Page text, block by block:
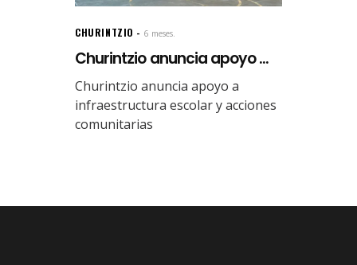
CHURINTZIO 6 meses.
Churintzio anuncia apoyo ...
Churintzio anuncia apoyo a
infraestructura escolar y acciones
comunitarias